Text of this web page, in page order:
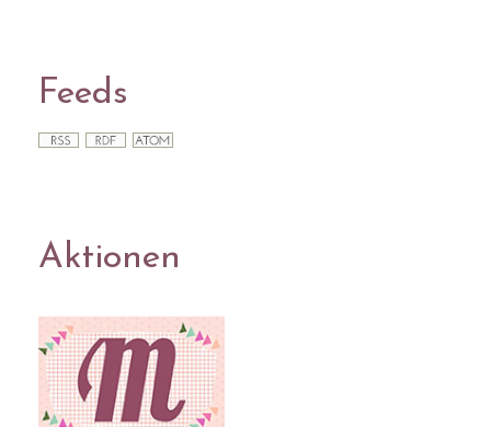
Feeds
Aktionen